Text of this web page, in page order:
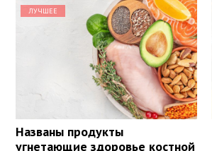
ЛУЧШЕЕ
Названы продукты
угнетающие здоровье костной